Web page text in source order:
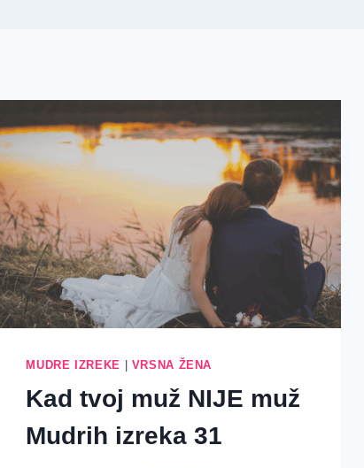
MUDRE IZREKE VRSNA ŽENA
Kad tvoj muž NIJE muž
Mudrih izreka 31